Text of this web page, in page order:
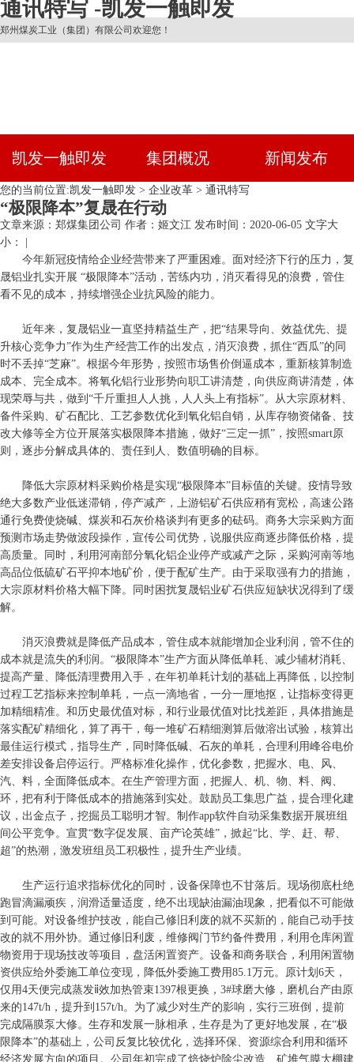
通讯特写 -凯发一触即发
郑州煤炭工业（集团）有限公司欢迎您！
凯发一触即发 集团概况 新闻发布
您的当前位置:凯发一触即发 > 企业改革 > 通讯特写
“极限降本”复晟在行动
文章来源：郑煤集团公司 作者：姬文江 发布时间：2020-06-05 文字大
小： |
今年新冠疫情给企业经营带来了严重困难。面对经济下行的压力，复
晟铝业扎实开展 “极限降本”活动，苦练内功，消灭看得见的浪费，管住
看不见的成本，持续增强企业抗风险的能力。
近年来，复晟铝业一直坚持精益生产，把“结果导向、效益优先、提
升核心竞争力”作为生产经营工作的出发点，消灭浪费，抓住“西瓜”的同
时不丢掉“芝麻”。根据今年形势，按照市场售价倒逼成本，重新核算制造
成本、完全成本。将氧化铝行业形势向职工讲清楚，向供应商讲清楚，体
现荣辱与共，做到“千斤重担人人挑，人人头上有指标”。从大宗原材料、
备件采购、矿石配比、工艺参数优化到氧化铝自销，从库存物资储备、技
改大修等全方位开展落实极限降本措施，做好“三定一抓”，按照smart原
则，逐步分解成具体的、责任到人、数值明确的目标。
降低大宗原材料采购价格是实现“极限降本”目标值的关键。疫情导致
绝大多数产业低迷滞销，停产减产，上游铝矿石供应稍有宽松，高速公路
通行免费使烧碱、煤炭和石灰价格谈判有更多的砝码。商务大宗采购方面
预测市场走势做波段操作，宣传公司优势，说服供应商逐步降低价格，提
高质量。同时，利用河南部分氧化铝企业停产或减产之际，采购河南等地
高品位低硫矿石平抑本地矿价，便于配矿生产。由于采取强有力的措施，
大宗原材料价格大幅下降。同时困扰复晟铝业矿石供应短缺状况得到了缓
解。
消灭浪费就是降低产品成本，管住成本就能增加企业利润，管不住的
成本就是流失的利润。“极限降本”生产方面从降低单耗、减少辅材消耗、
提高产量、降低清理费用入手，在年初单耗计划的基础上再降低，以控制
过程工艺指标来控制单耗，一点一滴地省，一分一厘地抠，让指标变得更
加精细精准。和历史最优值对标，和行业最优值对比找差距，具体措施是
落实配矿精细化，算了再干，每一堆矿石精细测算后做溶出试验，核算出
最佳运行模式，指导生产，同时降低碱、石灰的单耗，合理利用峰谷电价
差安排设备启停运行。严格标准化操作，优化参数，把握水、电、风、
汽、料，全面降低成本。在生产管理方面，把握人、机、物、料、阀、
环，把有利于降低成本的措施落到实处。鼓励员工集思广益，提合理化建
议，出金点子，挖掘员工聪明才智。制作app软件自动采集数据开展班组
间公平竞争。宣贯“数字促发展、亩产论英雄”，掀起“比、学、赶、帮、
超”的热潮，激发班组员工积极性，提升生产业绩。
生产运行追求指标优化的同时，设备保障也不甘落后。现场彻底杜绝
跑冒滴漏顽疾，润滑适量适度，绝不出现缺油漏油现象，把看似不可能做
到可能。对设备维护技改，能自己修旧利废的就不买新的，能自己动手技
改的就不用外协。通过修旧利废，维修阀门节约备件费用，利用仓库闲置
物资用于现场技改等项目，盘活闲置资产。设备和商务联合，利用闲置物
资供应给外委施工单位变现，降低外委施工费用85.1万元。原计划6天，
仅用4天便完成蒸发ⅱ效加热管束1397根更换，3#球磨大修，磨机台产由原
来的147t/h，提升到157t/h。为了减少对生产的影响，实行三班倒，提前
完成隔膜泵大修。生存和发展一脉相承，生存是为了更好地发展，在“极
限降本”的基础上，公司反复比较优化，选择环保、资源综合利用和循环
经济发展方向的项目。公司年初完成了焙烧炉除尘改造、矿堆气膜大棚建